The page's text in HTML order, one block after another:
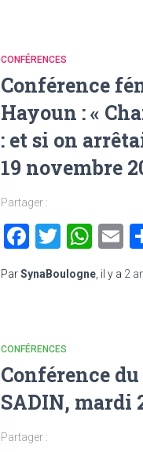
CONFÉRENCES
Conférence
Hayoun : «
: et si on
19 novembre
Partager :
Facebook
Twitter
ParSynaBoulogne , il y a 2
CONFÉRENCES
Conférence
SADIN, mardi
Partager :